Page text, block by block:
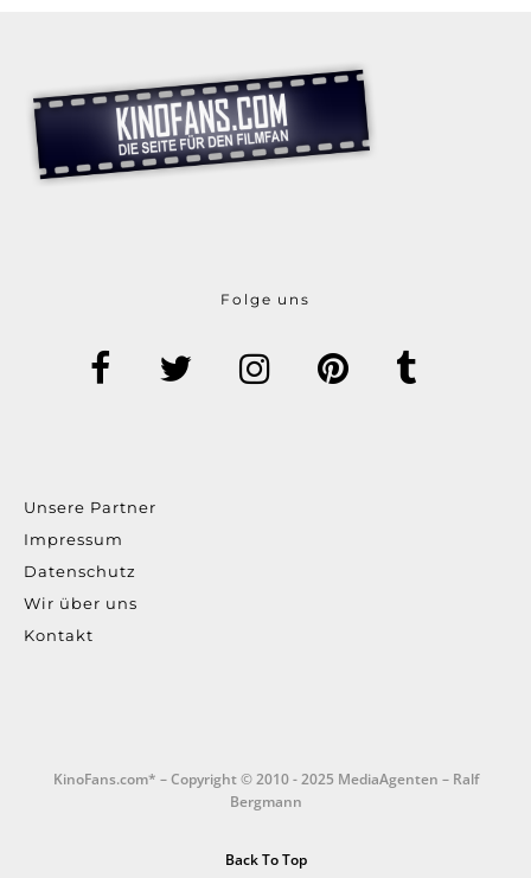
Folge uns
Unsere Partner
Impressum
Datenschutz
Wir über uns
Kontakt
KinoFans.com* – Copyright © 2010 - 2025 MediaAgenten – Ralf
Bergmann
Back To Top